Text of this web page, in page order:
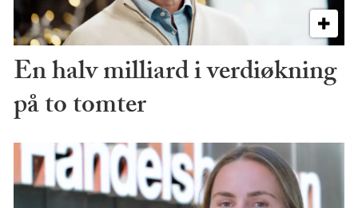
En halv milliard i verdiøkning
på to tomter